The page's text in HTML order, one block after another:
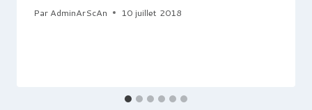
Par AdminArScAn 10 juillet 2018